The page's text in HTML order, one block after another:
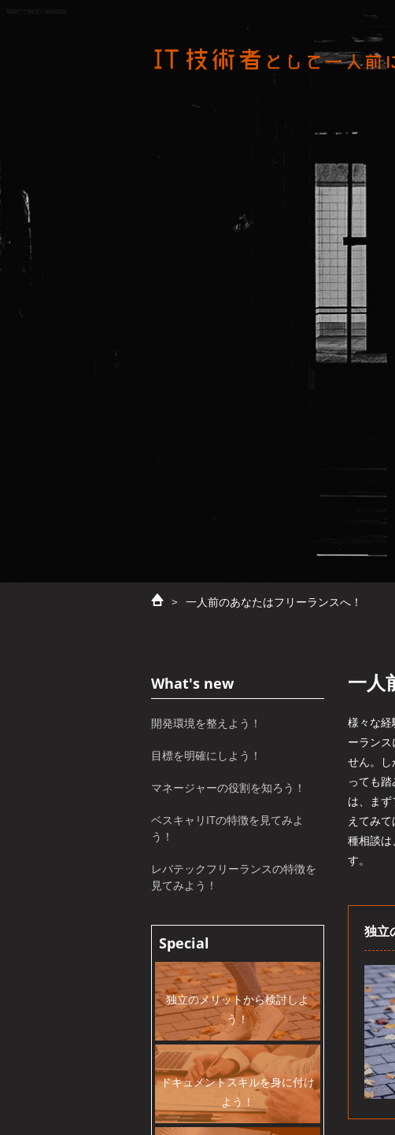
> 一人前のあなたはフリーランスへ！
一人
様々な経
ーラン
せん。
っても
は、ま
えてみ
種相談
す。
独立
What's new
開発環境を整えよう！
目標を明確にしよう！
マネージャーの役割を知ろう！
ベスキャリITの特徴を見てみよ
う！
レバテックフリーランスの特徴を
見てみよう！
Special
独立のメリットから検討しよ
う！
ドキュメントスキルを身に付け
よう！